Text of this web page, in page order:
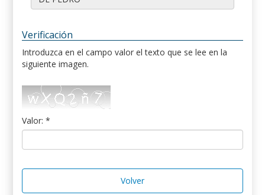
Verificación
Introduzca en el campo valor el texto que se lee en la
siguiente imagen.
Valor: *
Volver